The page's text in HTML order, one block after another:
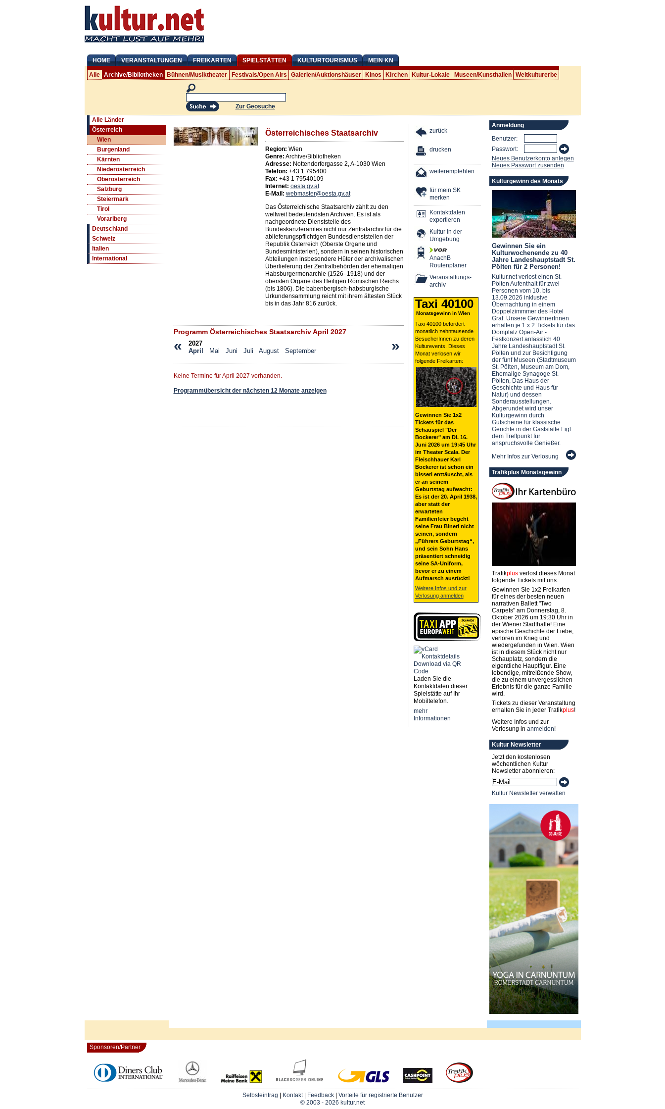
HOME VERANSTALTUNGEN FREIKARTEN SPIELSTÄTTEN KULTURTOURISMUS MEIN KN
Alle Archive/Bibliotheken Bühnen/Musiktheater Festivals/Open Airs Galerien/Auktionshäuser Kinos Kirchen Kultur-Lokale Museen/Kunsthallen Weltkulturerbe
Zur Geosuche
Alle Länder
Österreich
Wien
Burgenland
Kärnten
Niederösterreich
Oberösterreich
Salzburg
Steiermark
Tirol
Vorarlberg
Deutschland
Schweiz
Italien
International
Österreichisches Staatsarchiv
Region: Wien
Genre: Archive/Bibliotheken
Adresse: Nottendorfergasse 2,A-1030 Wien
Telefon: +43 1 795400
Fax: +43 1 79540109
Internet: oesta.gv.at
E-Mail: webmaster@oesta.gv.at
Das Österreichische Staatsarchiv zählt zu den
weltweit bedeutendsten Archiven. Es ist als
nachgeordnete Dienststelle des
Bundeskanzleramtes nicht nur Zentralarchiv für die
ablieferungspflichtigen Bundesdienststellen der
Republik Österreich (Oberste Organe und
Bundesministerien), sondern in seinen historischen
Abteilungen insbesondere Hüter der archivalischen
Überlieferung der Zentralbehörden der ehemaligen
Habsburgermonarchie (1526–1918) und der
obersten Organe des Heiligen Römischen Reichs
(bis 1806). Die babenbergisch-habsburgische
Urkundensammlung reicht mit ihrem ältesten Stück
bis in das Jahr 816 zurück.
Programm Österreichisches Staatsarchiv April 2027
« »
2027
April
Mai Juni Juli August September
Keine Termine für April 2027 vorhanden.
Programmübersicht der nächsten 12 Monate anzeigen
zurück
drucken
weiterempfehlen
für mein SK
merken
Kontaktdaten
exportieren
Kultur in der
Umgebung
AnachB
Routenplaner
Veranstaltungs-
archiv
Taxi 40100
Monatsgewinn in Wien
Taxi 40100 befördert
monatlich zehntausende
BesucherInnen zu deren
Kulturevents. Dieses
Monat verlosen wir
folgende Freikarten:
Gewinnen Sie 1x2
Tickets für das
Schauspiel "Der
Bockerer" am Di. 16.
Juni 2026 um 19:45 Uhr
im Theater Scala. Der
Fleischhauer Karl
Bockerer ist schon ein
bisserl enttäuscht, als
er an seinem
Geburtstag aufwacht:
Es ist der 20. April 1938,
aber statt der
erwarteten
Familienfeier begeht
seine Frau Binerl nicht
seinen, sondern
„Führers Geburtstag“,
und sein Sohn Hans
präsentiert schneidig
seine SA-Uniform,
bevor er zu einem
Aufmarsch ausrückt!
Weitere Infos und zur
Verlosung anmelden
Laden Sie die
Kontaktdaten dieser
Spielstätte auf Ihr
Mobiltelefon.
mehr
Informationen
Anmeldung
Benutzer:
Passwort:
Neues Benutzerkonto anlegen
Neues Passwort zusenden
Kulturgewinn des Monats
Gewinnen Sie ein
Kulturwochenende zu 40
Jahre Landeshauptstadt St.
Pölten für 2 Personen!
Kultur.net verlost einen St.
Pölten Aufenthalt für zwei
Personen vom 10. bis
13.09.2026 inklusive
Übernachtung in einem
Doppelzimmmer des Hotel
Graf. Unsere GewinnerInnen
erhalten je 1 x 2 Tickets für das
Domplatz Open-Air -
Festkonzert anlässlich 40
Jahre Landeshauptstadt St.
Pölten und zur Besichtigung
der fünf Museen (Stadtmuseum
St. Pölten, Museum am Dom,
Ehemalige Synagoge St.
Pölten, Das Haus der
Geschichte und Haus für
Natur) und dessen
Sonderausstellungen.
Abgerundet wird unser
Kulturgewinn durch
Gutscheine für klassische
Gerichte in der Gaststätte Figl
dem Treffpunkt für
anspruchsvolle Genießer.
Mehr Infos zur Verlosung
Trafikplus Monatsgewinn
Trafikplusverlost dieses Monat
folgende Tickets mit uns:
Gewinnen Sie 1x2 Freikarten
für eines der besten neuen
narrativen Ballett "Two
Carpets" am Donnerstag, 8.
Oktober 2026 um 19:30 Uhr in
der Wiener Stadthalle! Eine
epische Geschichte der Liebe,
verloren im Krieg und
wiedergefunden in Wien. Wien
ist in diesem Stück nicht nur
Schauplatz, sondern die
eigentliche Hauptfigur. Eine
lebendige, mitreißende Show,
die zu einem unvergesslichen
Erlebnis für die ganze Familie
wird.
Tickets zu dieser Veranstaltung
erhalten Sie in jeder Trafikplus!
Weitere Infos und zur
Verlosung in anmelden!
Kultur Newsletter
Jetzt den kostenlosen
wöchentlichen Kultur
Newsletter abonnieren:
Kultur Newsletter verwalten
Sponsoren/Partner
Selbsteintrag Kontakt| Feedback| Vorteile für registrierte Benutzer
© 2003 - 2026 kultur.net